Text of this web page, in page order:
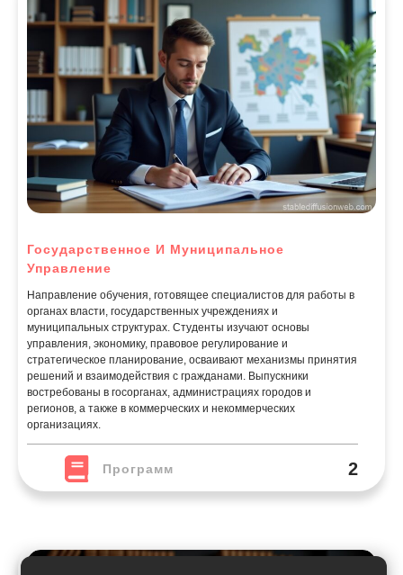
Государственное И Муниципальное
Управление
Направление обучения, готовящее специалистов для работы в
органах власти, государственных учреждениях и
муниципальных структурах. Студенты изучают основы
управления, экономику, правовое регулирование и
стратегическое планирование, осваивают механизмы принятия
решений и взаимодействия с гражданами. Выпускники
востребованы в госорганах, администрациях городов и
регионов, а также в коммерческих и некоммерческих
организациях.
Программ 2